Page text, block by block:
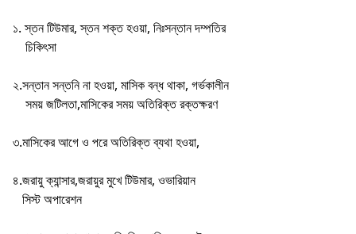
১. স্তন টিউমার, স্তন শক্ত হওয়া, নিঃসন্তান দম্পতির
চিকিৎসা
২.সন্তান সন্তনি না হওয়া, মাসিক বন্ধ থাকা, গর্ভকালীন
সময় জটিলতা,মাসিকের সময় অতিরিক্ত রক্তক্ষরণ
৩.মাসিকের আগে ও পরে অতিরিক্ত ব্যথা হওয়া,
৪.জরায়ু ক্যান্সার,জরায়ুর মুখে টিউমার, ওভারিয়ান
সিস্ট অপারেশন